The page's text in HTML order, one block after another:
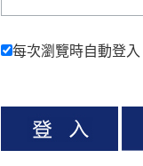
每次瀏覽時自動登入